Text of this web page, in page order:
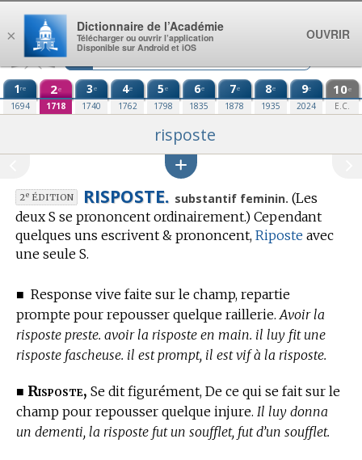
Aller au contenu
1re
1694
2e
1718
3e
1740
4e
1762
5e
1798
6e
1835
7e
1878
8e
1935
9e
2024
10e
E.C.
risposte
2eÉDITION RISPOSTE. substantif feminin. (Les
deux S se prononcent ordinairement.) Cependant
quelques uns escrivent & prononcent, Riposte avec
une seule S.
■ Response vive faite sur le champ, repartie
prompte pour repousser quelque raillerie. Avoir la
risposte preste. avoir la risposte en main. il luy fit une
risposte fascheuse. il est prompt, il est vif à la risposte.
■ Risposte, Se dit figurément, De ce qui se fait sur le
champ pour repousser quelque injure. Il luy donna
un dementi, la risposte fut un soufflet, fut d’un soufflet.
×
Dictionnaire de l’Académie
Télécharger ou ouvrir l’application
Disponible sur Android et iOS
OUVRIR